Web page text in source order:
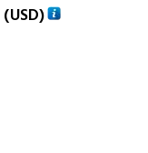
(USD)